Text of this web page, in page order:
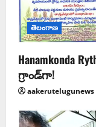
తెలంగాణ
Hanamkonda
గ్రాండ్‌గా!
aakerutelugunews